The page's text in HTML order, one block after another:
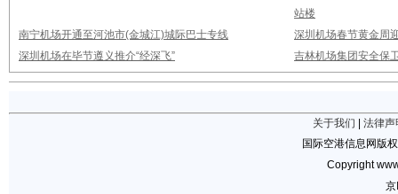
站楼
南宁机场开通至河池市(金城江)城际巴士专线
深圳机场春节黄金周
深圳机场在毕节遵义推介“经深飞”
吉林机场集团安全保
关于我们
法律声
国际空港信息网版
Copyright